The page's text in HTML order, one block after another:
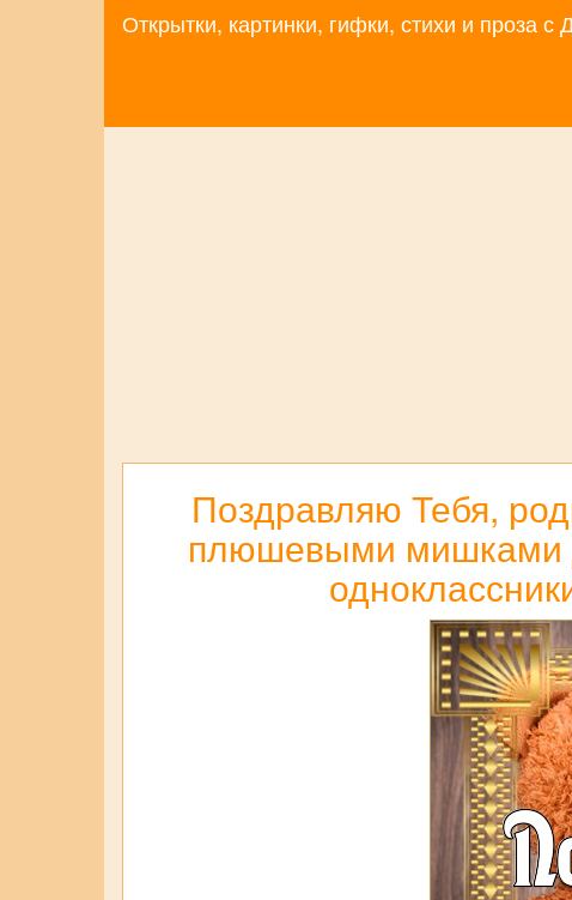
Открытки, картинки, гифки, стихи и проза
Поздравляю Тебя,
плюшевыми мишками